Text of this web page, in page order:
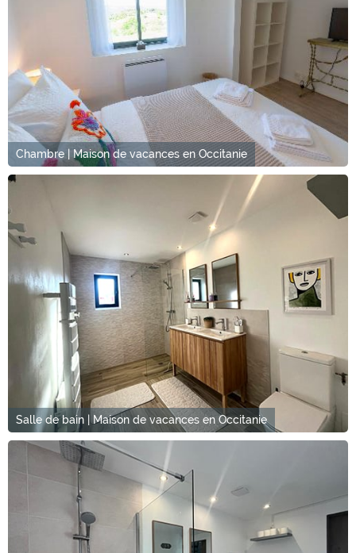
Chambre | Maison de vacances en Occitanie
Salle de bain | Maison de vacances en Occitanie